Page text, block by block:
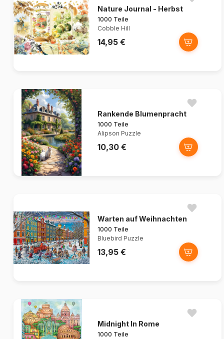
Nature Journal - Herbst
1000 Teile
Cobble Hill
14,95 €
Rankende Blumenpracht
1000 Teile
Alipson Puzzle
10,30 €
Warten auf Weihnachten
1000 Teile
Bluebird Puzzle
13,95 €
Midnight In Rome
1000 Teile